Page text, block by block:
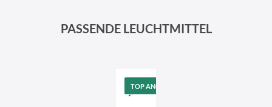
PASSENDE LEUCHTMITTEL
TOP ANGEBOT